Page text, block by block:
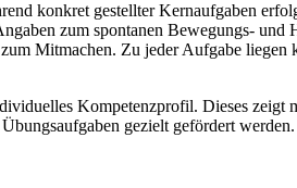
konkret gestellter Kernaufgaben
zum spontanen Bewegungs- und
Mitmachen. Zu jeder Aufgabe liegen
Kompetenzprofil. Dieses zeigt
gezielt gefördert werden.